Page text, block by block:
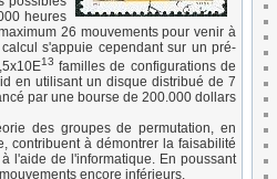
heures
26 mouvements pour venir à
s'appuie cependant sur un pré-
13 familles de configurations de
en utilisant un disque distribué de 7
par une bourse de 200.000 dollars
des groupes de permutation, en
contribuent à démontrer la faisabilité
l'aide de l'informatique. En poussant
encore inférieurs.